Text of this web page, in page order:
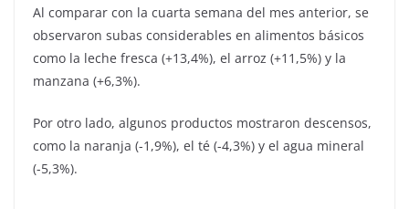
Al comparar con la cuarta semana del mes anterior, se
observaron subas considerables en alimentos básicos
como la leche fresca (+13,4%), el arroz (+11,5%) y la
manzana (+6,3%).
Por otro lado, algunos productos mostraron descensos,
como la naranja (-1,9%), el té (-4,3%) y el agua mineral
(-5,3%).